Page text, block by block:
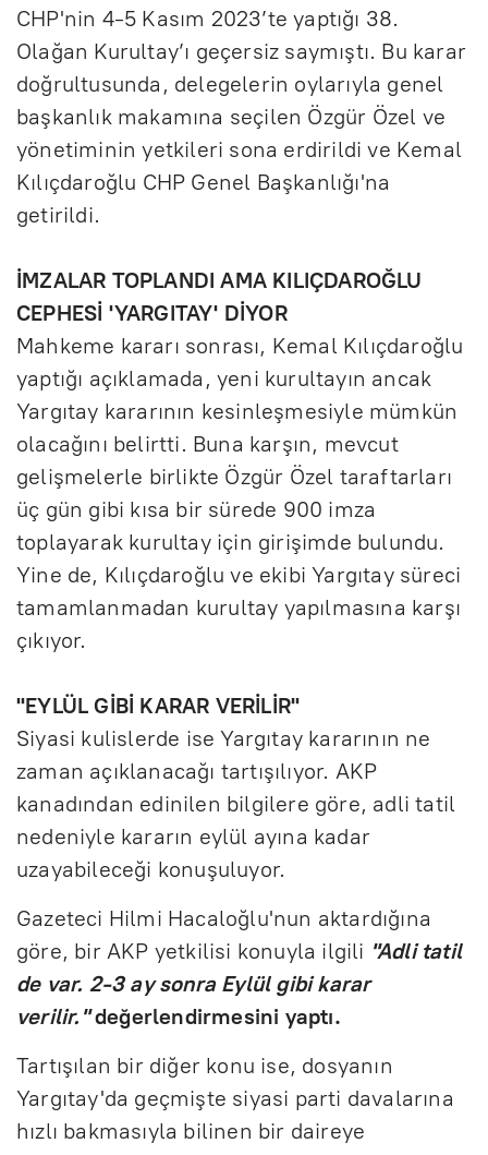
CHP'nin 4-5 Kasım 2023’te yaptığı 38.
Olağan Kurultay’ı geçersiz saymıştı. Bu karar
doğrultusunda, delegelerin oylarıyla genel
başkanlık makamına seçilen Özgür Özel ve
yönetiminin yetkileri sona erdirildi ve Kemal
Kılıçdaroğlu CHP Genel Başkanlığı'na
getirildi.
İMZALAR TOPLANDI AMA KILIÇDAROĞLU
CEPHESİ 'YARGITAY' DİYOR
Mahkeme kararı sonrası, Kemal Kılıçdaroğlu
yaptığı açıklamada, yeni kurultayın ancak
Yargıtay kararının kesinleşmesiyle mümkün
olacağını belirtti. Buna karşın, mevcut
gelişmelerle birlikte Özgür Özel taraftarları
üç gün gibi kısa bir sürede 900 imza
toplayarak kurultay için girişimde bulundu.
Yine de, Kılıçdaroğlu ve ekibi Yargıtay süreci
tamamlanmadan kurultay yapılmasına karşı
çıkıyor.
"EYLÜL GİBİ KARAR VERİLİR"
Siyasi kulislerde ise Yargıtay kararının ne
zaman açıklanacağı tartışılıyor. AKP
kanadından edinilen bilgilere göre, adli tatil
nedeniyle kararın eylül ayına kadar
uzayabileceği konuşuluyor.
Gazeteci Hilmi Hacaloğlu'nun aktardığına
göre, bir AKP yetkilisi konuyla ilgili "Adli tatil
de var. 2-3 ay sonra Eylül gibi karar
verilir."değerlendirmesini yaptı.
Tartışılan bir diğer konu ise, dosyanın
Yargıtay'da geçmişte siyasi parti davalarına
hızlı bakmasıyla bilinen bir daireye